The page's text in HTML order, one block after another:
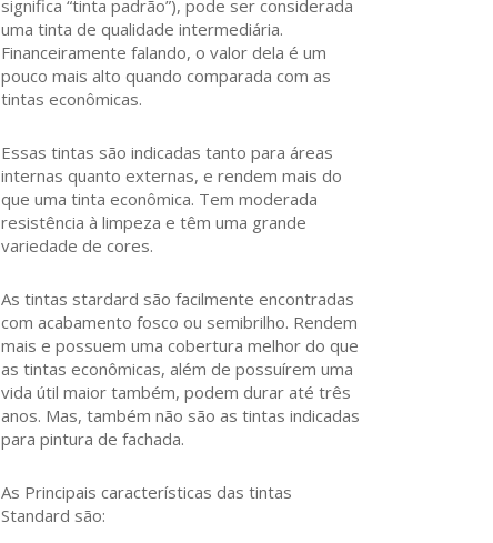
significa “tinta padrão”), pode ser considerada
uma tinta de qualidade intermediária.
Financeiramente falando, o valor dela é um
pouco mais alto quando comparada com as
tintas econômicas.
Essas tintas são indicadas tanto para áreas
internas quanto externas, e rendem mais do
que uma tinta econômica. Tem moderada
resistência à limpeza e têm uma grande
variedade de cores.
As tintas stardard são facilmente encontradas
com acabamento fosco ou semibrilho. Rendem
mais e possuem uma cobertura melhor do que
as tintas econômicas, além de possuírem uma
vida útil maior também, podem durar até três
anos. Mas, também não são as tintas indicadas
para pintura de fachada.
As Principais características das tintas
Standard são: